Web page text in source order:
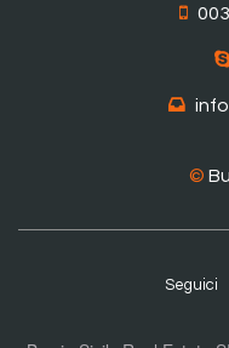
©
Seguici